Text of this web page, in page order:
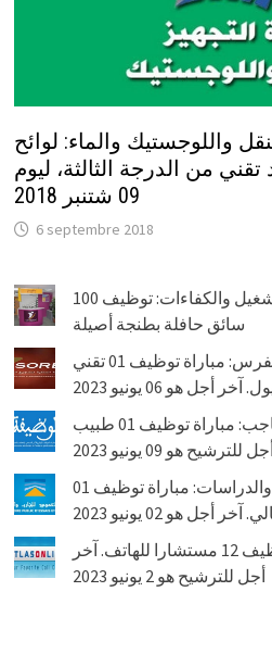
واللوجستيك والماء: لوائح
40 مساعد تقني من الدرجة الثالثة، ليوم
09 شتنبر 2018
6 septembre 2018
الوكالة الوطنية لإنعاش التشغيل والكفاءات: توظيف 100
سائق حافلة بطنجة أصيلة
الشركة الملكية لتشجيع الفرس: مباراة توظيف 01 تقني
هو 06 يونيو 2023
جماعة اكوراي – إقليم الحاجب: مباراة توظيف 01 طبيب
هو 09 يونيو 2023
المختبر العمومي للتجارب والدراسات: مباراة توظيف 01
أطلس أون لاين: مباراة توظيف 12 مستشارا للهاتف. آخر
أجل للترشيح هو 2 يونيو 2023